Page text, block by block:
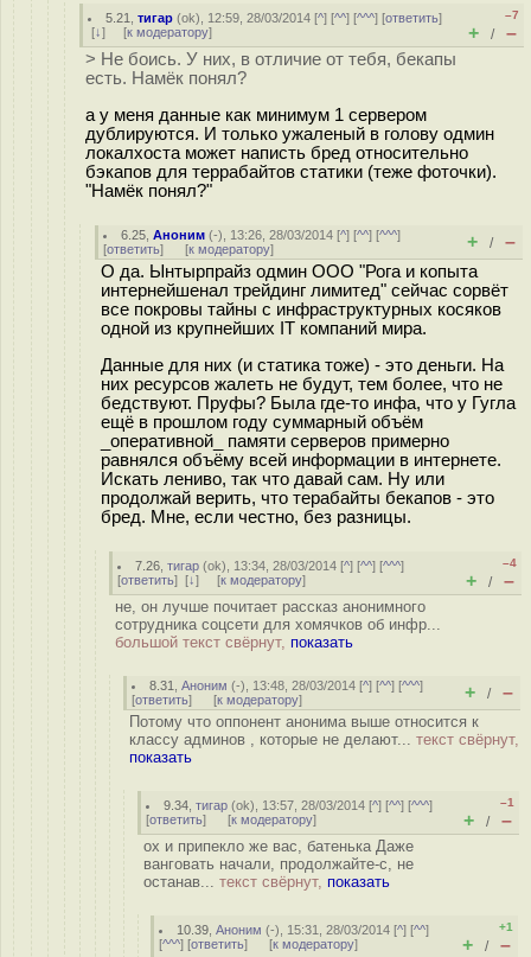
5.21 ,тигар (ok), 12:59, 28/03/2014 [^] [^^] [^^^] [ответить]
[↓] [к модератору]
–7
+ / –
> Не боись. У них, в отличие от тебя, бекапы
есть. Намёк понял?
а у меня данные как минимум 1 сервером
дублируются. И только ужаленый в голову одмин
локалхоста может написть бред относительно
бэкапов для террабайтов статики (теже фоточки).
"Намёк понял?"
6.25 ,Аноним (-), 13:26, 28/03/2014 [^] [^^] [^^^]
[ответить] [к модератору] + / –
О да. Ынтырпрайз одмин ООО "Рога и копыта
интернейшенал трейдинг лимитед" сейчас сорвёт
все покровы тайны с инфраструктурных косяков
одной из крупнейших IT компаний мира.
Данные для них (и статика тоже) - это деньги. На
них ресурсов жалеть не будут, тем более, что не
бедствуют. Пруфы? Была где-то инфа, что у Гугла
ещё в прошлом году суммарный объём
_оперативной_ памяти серверов примерно
равнялся объёму всей информации в интернете.
Искать лениво, так что давай сам. Ну или
продолжай верить, что терабайты бекапов - это
бред. Мне, если честно, без разницы.
7.26 ,тигар (ok), 13:34, 28/03/2014 [^] [^^] [^^^]
[ответить] [↓] [к модератору]
–4
+ / –
не, он лучше почитает рассказ анонимного
сотрудника соцсети для хомячков об инфр...
большой текст свёрнут, показать
8.31 ,Аноним (-), 13:48, 28/03/2014 [^] [^^] [^^^]
[ответить] [к модератору] + / –
Потому что оппонент анонима выше относится к
классу админов , которые не делают... текст свёрнут,
показать
9.34 ,тигар (ok), 13:57, 28/03/2014 [^] [^^] [^^^]
[ответить] [к модератору]
–1
+ / –
ох и припекло же вас, батенька Даже
ванговать начали, продолжайте-с, не
останав... текст свёрнут, показать
10.39 ,Аноним (-), 15:31, 28/03/2014 [^] [^^]
[^^^] [ответить] [к модератору]
+1
+ / –